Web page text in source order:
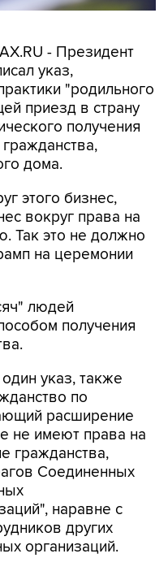
- Президент
указ,
"родильного
приезд в страну
получения
дома.
этого бизнес,
вокруг права на
Так это не должно
на церемонии
людей
получения
указ, также
по
расширение
не имеют права на
гражданства,
Соединенных
наравне с
других
организаций.